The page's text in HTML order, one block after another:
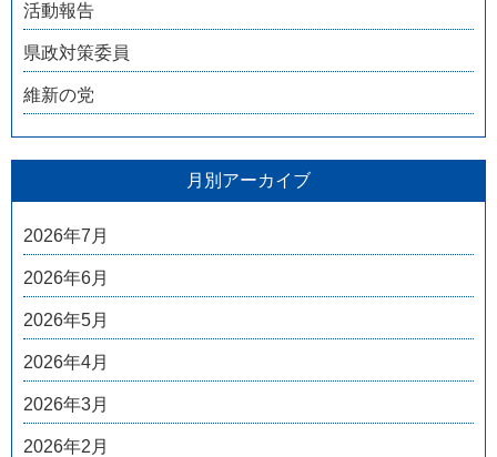
活動報告
県政対策委員
維新の党
月別アーカイブ
2026年7月
2026年6月
2026年5月
2026年4月
2026年3月
2026年2月